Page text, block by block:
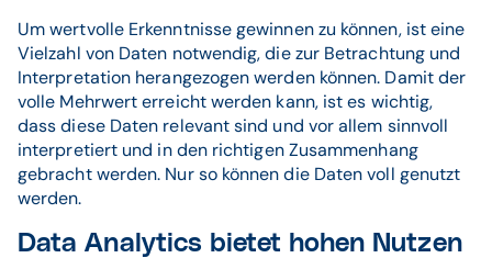
Um wertvolle Erkenntnisse gewinnen zu können, ist eine
Vielzahl von Daten notwendig, die zur Betrachtung und
Interpretation herangezogen werden können. Damit der
volle Mehrwert erreicht werden kann, ist es wichtig,
dass diese Daten relevant sind und vor allem sinnvoll
interpretiert und in den richtigen Zusammenhang
gebracht werden. Nur so können die Daten voll genutzt
werden.
Data Analytics bietet hohen Nutzen